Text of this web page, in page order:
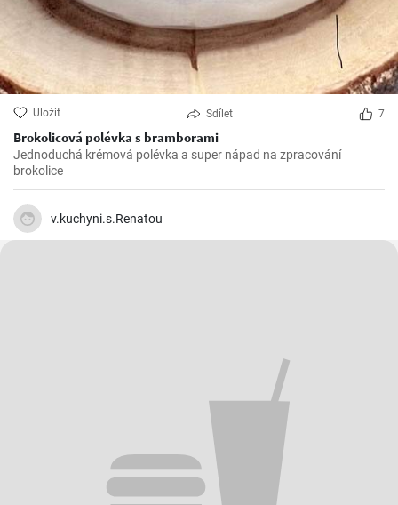
Uložit Sdílet 7
Brokolicová polévka s bramborami
Jednoduchá krémová polévka a super nápad na zpracování
brokolice
v.kuchyni.s.Renatou